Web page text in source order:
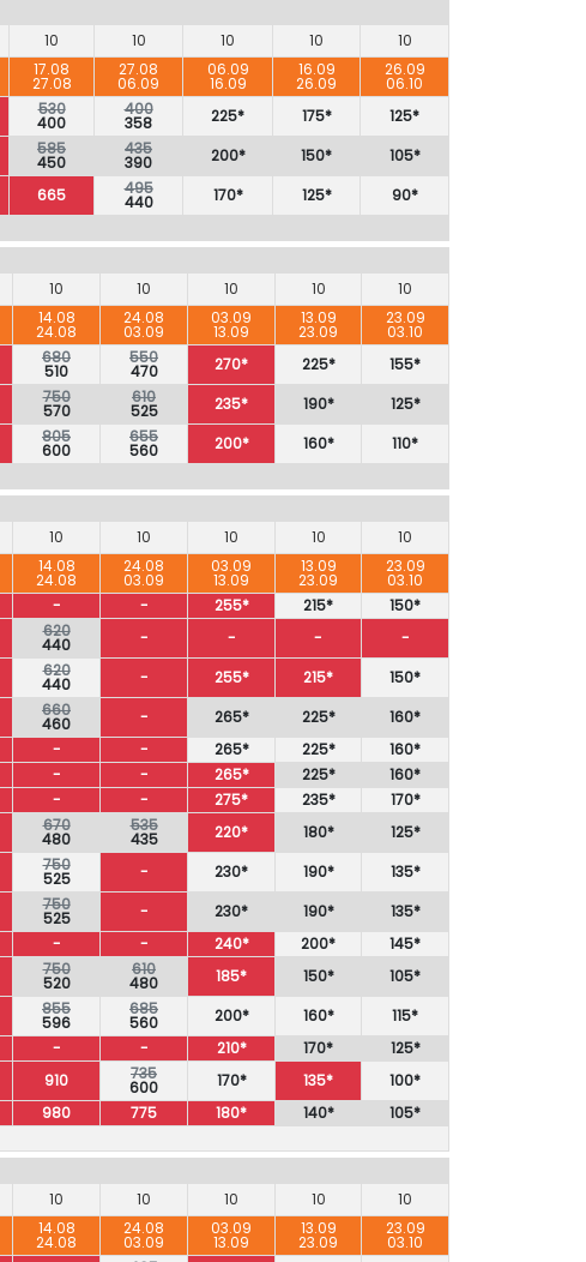
10 10 10 10
10
17.08
27.08
27.08
06.09
06.09
16.09
16.09
26.09
26.09
06.10
530
400
400
358 225* 175*
125*
585
450
435
390 200* 150*
105*
665 495
440 170* 125*
90*
10 10 10 10
10
14.08
24.08
24.08
03.09
03.09
13.09
13.09
23.09
23.09
03.10
680
510
550
470 270* 225*
155*
750
570
610
525 235* 190*
125*
805
600
655
560 200* 160*
110*
10 10 10 10
10
14.08
24.08
24.08
03.09
03.09
13.09
13.09
23.09
23.09
03.10
- - 255* 215*
150*
620
440 - - -
-
620
440 - 255* 215*
150*
660
460 - 265* 225*
160*
- - 265* 225*
160*
- - 265* 225*
160*
- - 275* 235*
170*
670
480
535
435 220* 180*
125*
750
525 - 230* 190*
135*
750
525 - 230* 190*
135*
- - 240* 200*
145*
750
520
610
480 185* 150*
105*
855
596
685
560 200* 160*
115*
- - 210* 170*
125*
910 735
600 170* 135*
100*
980 775 180* 140*
105*
10 10 10 10
10
14.08
24.08
24.08
03.09
03.09
13.09
13.09
23.09
23.09
03.10